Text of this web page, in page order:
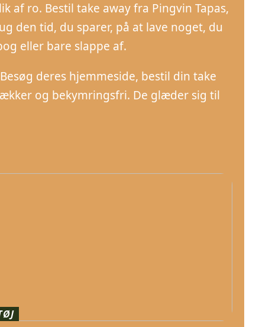
af ro. Bestil take away fra Pingvin Tapas,
den tid, du sparer, på at lave noget, du
eller bare slappe af.
deres hjemmeside, bestil din take
og bekymringsfri. De glæder sig til